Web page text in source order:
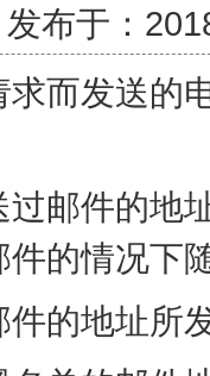
布于：
而发送的
邮件的地
的情况下
的地址所